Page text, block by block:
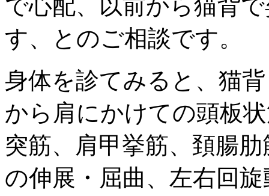
で心配、以前から猫背
す、とのご相談です。
身体を診てみると、猫
から肩にかけての頭板
突筋、肩甲挙筋、頚腸
の伸展・屈曲、左右回